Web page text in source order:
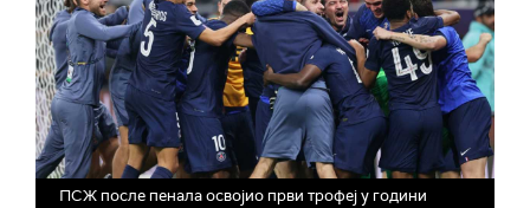
ПСЖ после пенала освојио први трофеј у години